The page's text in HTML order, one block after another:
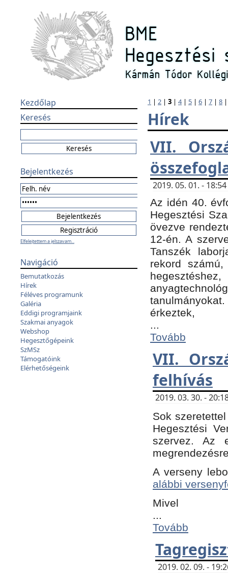
Kezdőlap
Keresés
Bejelentkezés
Elfelejtettem a jelszavam...
Navigáció
Bemutatkozás
Hírek
Féléves programunk
Galéria
Eddigi programjaink
Szakmai anyagok
Webshop
Hegesztőgépeink
SzMSz
Támogatóink
Elérhetőségeink
1 | 2 | 3 | 4| 5 | 6 | 7 | 8
Hírek
VII.
2019. 05. 01. -
Az idén 40.
Hegesztési
övezve
12-én. A
Tanszék
rekord
érkeztek,
...
Tovább
VII.
felhívás
2019. 03. 30. -
Sok
Hegesztési
szervez. Az
A verseny
alábbi
Mivel
...
Tovább
2019. 02. 09. -